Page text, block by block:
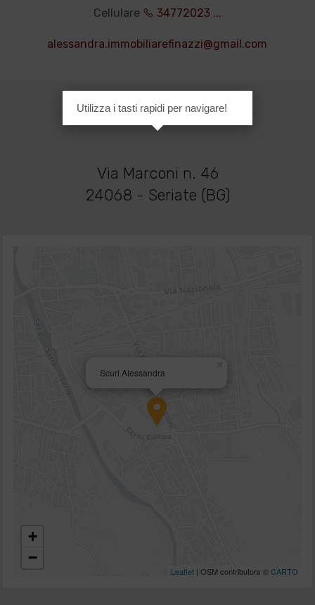
Cellulare 34772023 ...
alessandra.immobiliarefinazzi@gmail.com
Via Marconi n. 46
24068 - Seriate (BG)
Scuri Alessandra
+
−
Leaflet| OSM contributors ©CARTO
Utilizza i tasti rapidi per navigare!